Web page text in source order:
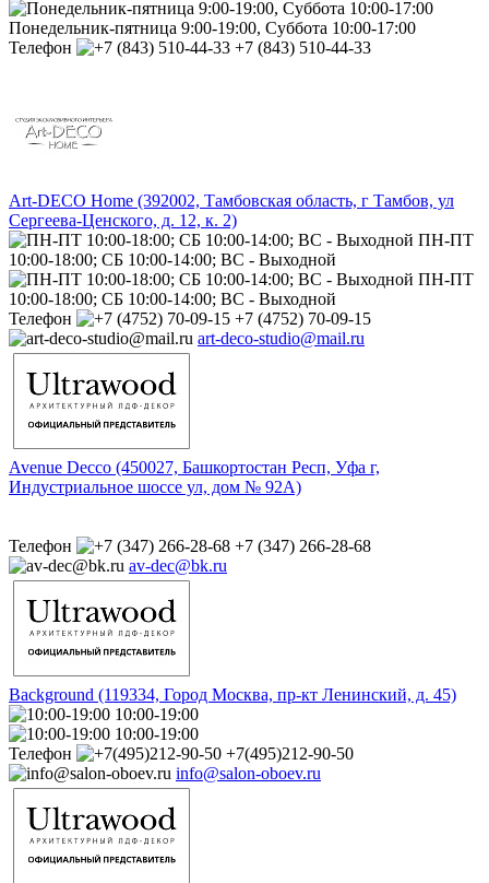
Понедельник-пятница 9:00-19:00, Суббота 10:00-17:00
Телефон
+7 (843) 510-44-33
Art-DECO Home (392002, Тамбовская область, г Тамбов, ул
Сергеева-Ценского, д. 12, к. 2)
ПН-ПТ
10:00-18:00; СБ 10:00-14:00; ВС - Выходной
ПН-ПТ
10:00-18:00; СБ 10:00-14:00; ВС - Выходной
Телефон
+7 (4752) 70-09-15
art-deco-studio@mail.ru
Avenue Decco (450027, Башкортостан Респ, Уфа г,
Индустриальное шоссе ул, дом № 92А)
Телефон
+7 (347) 266-28-68
av-dec@bk.ru
Background (119334, Город Москва, пр-кт Ленинский, д. 45)
10:00-19:00
10:00-19:00
Телефон
+7(495)212-90-50
info@salon-oboev.ru